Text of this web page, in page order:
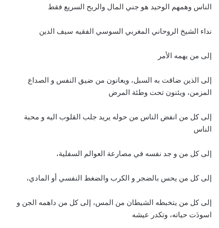
الناس وهمهم الوحيد هو جني المال والربح السريع فقط
نداء الشيخ الروحاني المغربي السوسي الفقيه سيف الدين
إلى من يهمه الأمر
إلى الذين ضاقت به السبل، ويعانون من ضيق النفس و الصداع
المزمن، ويئنون تحت وطئة المرض
إلى كل من انفض الناس من حوله يريد جلب القلوب اليه و محبة
الناس
إلى كل من و جد نفسه في مصارعة العوالم السفلية،
إلى كل من يحس بالضجر و الكرب والضغط النفسي أو المادي،
إلى كل من يتخبطه الشيطان من المس، إلى كل من داهمه الجن و
اسودَت حياته، وتكدر عيشه